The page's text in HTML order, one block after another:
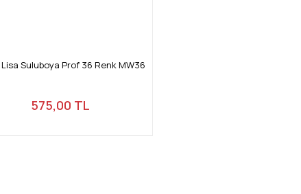
Suluboya Prof 36 Renk MW36
575,00 TL